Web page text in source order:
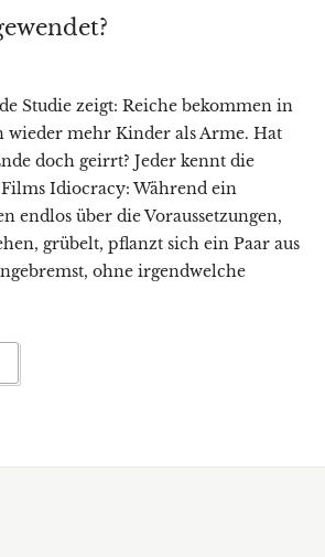
Studie zeigt: Reiche bekommen in
wieder mehr Kinder als Arme. Hat
doch geirrt? Jeder kennt die
Films Idiocracy: Während ein
endlos über die Voraussetzungen,
grübelt, pflanzt sich ein Paar aus
ohne irgendwelche